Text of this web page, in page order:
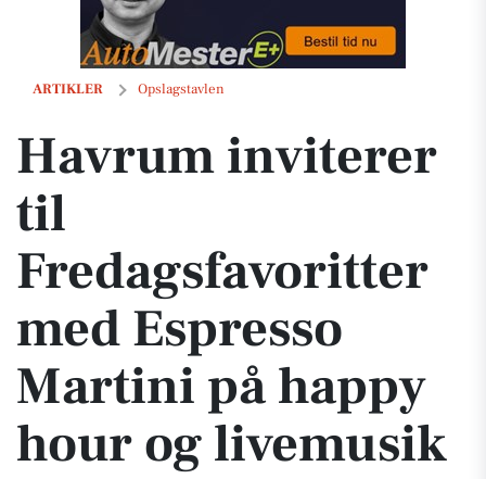
ARTIKLER Opslagstavlen
Havrum inviterer til Fredagsfavoritter med Espresso Martini på
Havrum inviterer
til
Fredagsfavoritter
med Espresso
Martini på happy
hour og livemusik